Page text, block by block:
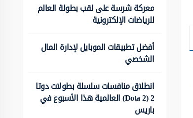
معركة شرسة على لقب بطولة العالم
للرياضات الإلكترونية
أفضل تطبيقات الموبايل لإدارة المال
الشخصي
انطلاق منافسات سلسلة بطولات دوتا
2 (Dota 2) العالمية هذا الأسبوع في
باريس